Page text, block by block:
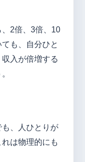
2倍、3倍、10
も、自分ひと
入が倍増する
、人ひとりが
は物理的にも